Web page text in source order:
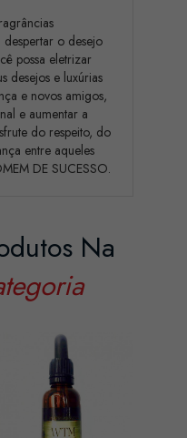
o desejo
possa eletrizar
desejos e luxúrias
e novos amigos,
e aumentar a
do respeito, do
entre aqueles
DE SUCESSO.
Na